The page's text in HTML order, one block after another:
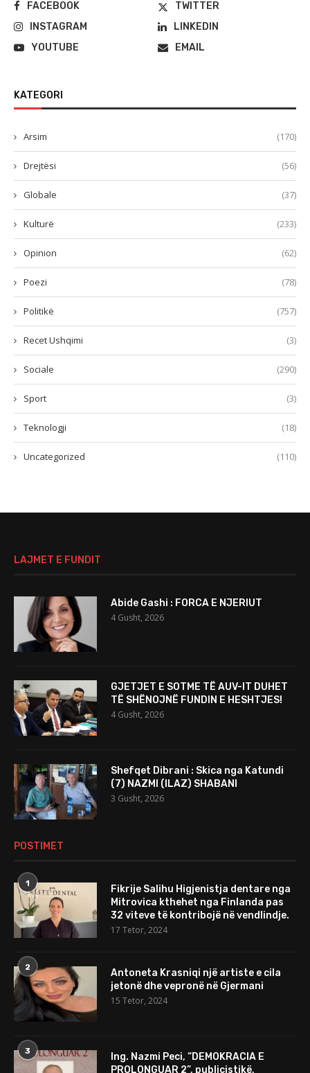
FACEBOOK
TWITTER
INSTAGRAM
LINKEDIN
YOUTUBE
EMAIL
KATEGORI
Arsim (170)
Drejtësi (56)
Globale (37)
Kulturë (233)
Opinion (62)
Poezi (78)
Politikë (757)
Recet Ushqimi (3)
Sociale (290)
Sport (3)
Teknologji (18)
Uncategorized (110)
LAJMET E FUNDIT
Abide Gashi : FORCA E NJERIUT
4 Gusht, 2026
GJETJET E SOTME TË AUV-IT DUHET
TË SHËNOJNË FUNDIN E HESHTJES!
4 Gusht, 2026
Shefqet Dibrani : Skica nga Katundi
(7) NAZMI (ILAZ) SHABANI
3 Gusht, 2026
POSTIMET
1
Fikrije Salihu Higjenistja dentare nga
Mitrovica kthehet nga Finlanda pas
32 viteve të kontribojë në vendlindje.
17 Tetor, 2024
2
Antoneta Krasniqi një artiste e cila
jetonë dhe vepronë në Gjermani
15 Tetor, 2024
3
Ing. Nazmi Peci, “DEMOKRACIA E
PROLONGUAR 2”, publicistikë,